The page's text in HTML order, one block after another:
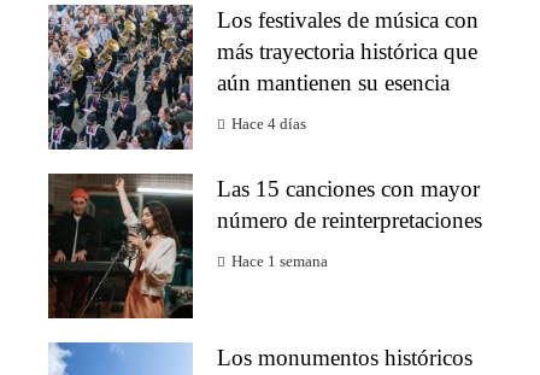
Los festivales de música con
más trayectoria histórica que
aún mantienen su esencia
Hace 4 días
Las 15 canciones con mayor
número de reinterpretaciones
Hace 1 semana
Los monumentos históricos